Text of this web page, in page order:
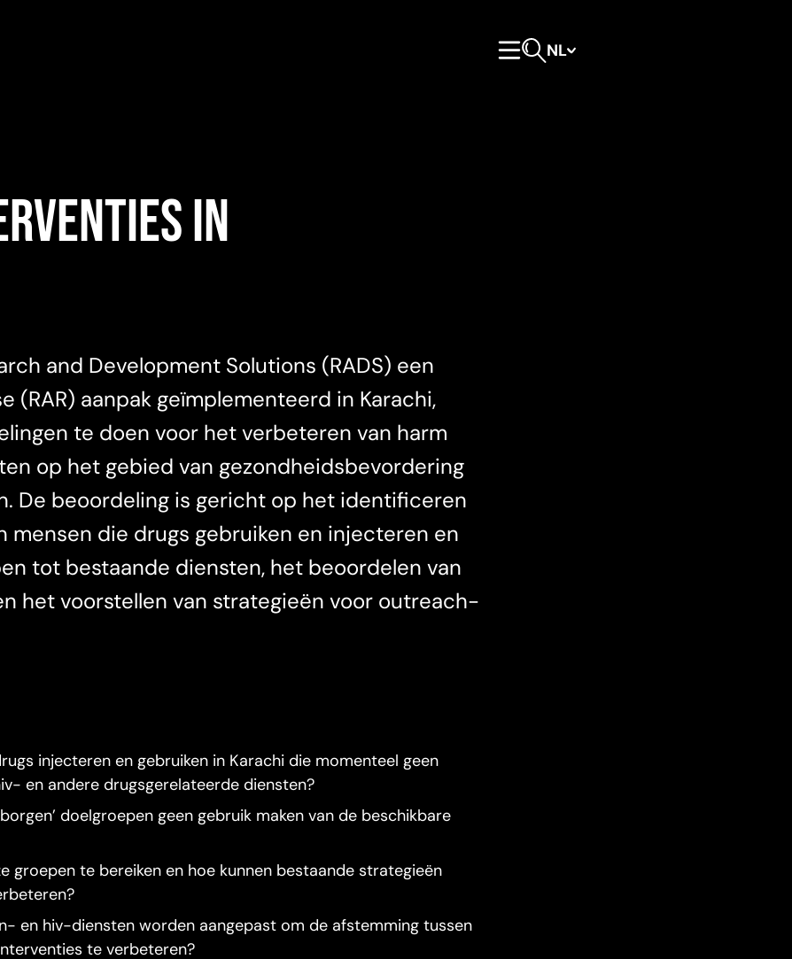
NL
in
and Development Solutions (RADS) een
(RAR) aanpak geïmplementeerd in Karachi,
te doen voor het verbeteren van harm
op het gebied van gezondheidsbevordering
De beoordeling is gericht op het identificeren
mensen die drugs gebruiken en injecteren en
tot bestaande diensten, het beoordelen van
het voorstellen van strategieën voor outreach-
injecteren en gebruiken in Karachi die momenteel geen
en andere drugsgerelateerde diensten?
doelgroepen geen gebruik maken van de beschikbare
groepen te bereiken en hoe kunnen bestaande strategieën
en hiv-diensten worden aangepast om de afstemming tussen
te verbeteren?